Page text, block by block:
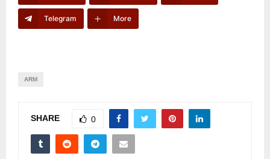
Telegram More
ARM
SHARE 0